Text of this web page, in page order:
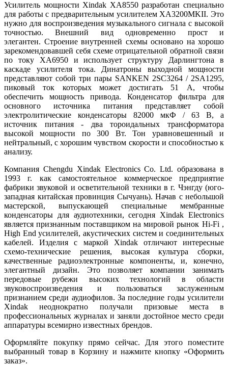
Усилитель мощности Xindak XA8550 разработан специально
для работы с предварительным усилителем XA3200MKII. Это
нужно для воспроизведения музыкального сигнала с высокой
точностью. Внешний вид одновременно прост и
элегантен. Строение внутренней схемы основано на хорошо
зарекомендовавшей себя схеме отрицательной обратной связи
по току XA6950 и использует структуру Дарлингтона в
каскаде усилителя тока. Динатроны выходной мощности
представляют собой три пары SANKEN 2SC3264 / 2SA1295,
пиковый ток которых может достигать 51 А, чтобы
обеспечить мощность привода. Конденсатор фильтра для
основного источника питания представляет собой
электролитические конденсаторы 82000 мкФ / 63 В, а
источник питания - два тороидальных трансформатора
высокой мощности по 300 Вт. Тон уравновешенный и
нейтральный, с хорошим чувством скорости и способностью к
анализу.
Компания Chengdu Xindak Electronics Co. Ltd. образована в
1993 г. как самостоятельное коммерческое предприятие
фабрики звуковой и осветительной техники в г. Чэнгду (юго-
западная китайская провинция Сычуань). Начав с небольшой
мастерской, выпускающей специальные мембранные
конденсаторы для аудиотехники, сегодня Xindak Electronics
является признанным поставщиком на мировой рынок Hi-Fi ,
High End усилителей, акустических систем и соединительных
кабелей. Изделия с маркой Xindak отличают интересные
схемо-технические решения, высокая культура сборки,
качественные радиоэлектронные компоненты, и, конечно,
элегантный дизайн. Это позволяет компании занимать
передовые рубежи высоких технологий в области
звуковоспроизведения и пользоваться заслуженным
признанием среди аудиофилов. За последние годы усилители
Xindak неоднократно получали призовые места в
профессиональных журналах и заняли достойное место среди
аппаратуры всемирно известных брендов.
Оформляйте покупку прямо сейчас. Для этого поместите
выбранный товар в Корзину и нажмите кнопку «Оформить
заказ».